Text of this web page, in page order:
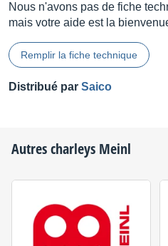
Nous n'avons pas de fiche
mais votre aide est la
Remplir la fiche technique
Distribué par Saico
Autres charleys Meinl